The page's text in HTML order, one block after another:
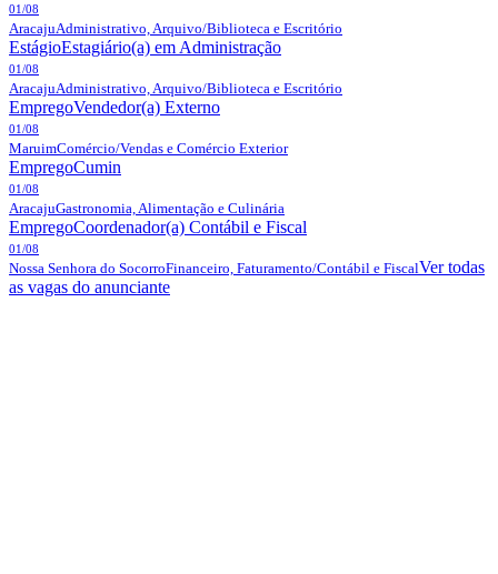
01/08
AracajuAdministrativo, Arquivo/Biblioteca e Escritório
EstágioEstagiário(a) em Administração
01/08
AracajuAdministrativo, Arquivo/Biblioteca e Escritório
EmpregoVendedor(a) Externo
01/08
MaruimComércio/Vendas e Comércio Exterior
EmpregoCumin
01/08
AracajuGastronomia, Alimentação e Culinária
EmpregoCoordenador(a) Contábil e Fiscal
01/08
Nossa Senhora do SocorroFinanceiro, Faturamento/Contábil e FiscalVer todas
as vagas do anunciante